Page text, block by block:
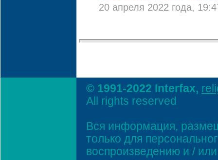
20 апреля 2022 года,
© 1991-2022 Interfax,
All rights reserved
Вся информация,
только для
воспроизведению и /